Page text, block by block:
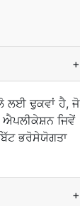
+
ਲਈ ਢੁਕਵਾਂ ਹੈ, ਜੋ
ਜਿਵੇਂ
ਭਰੋਸੇਯੋਗਤਾ
+